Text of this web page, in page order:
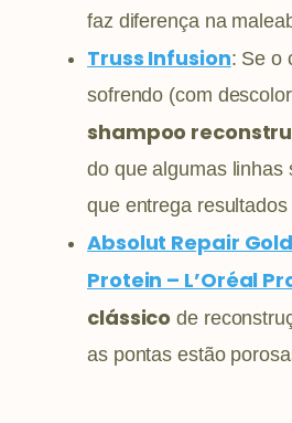
faz diferença na
Truss Infusion: Se o
sofrendo (com
shampoo
do que algumas linhas
que entrega resultados
Absolut Repair
Protein – L’Oréal
clássico de
as pontas estão